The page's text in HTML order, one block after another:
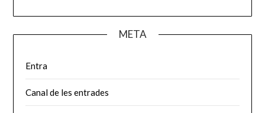
META
Entra
Canal de les entrades